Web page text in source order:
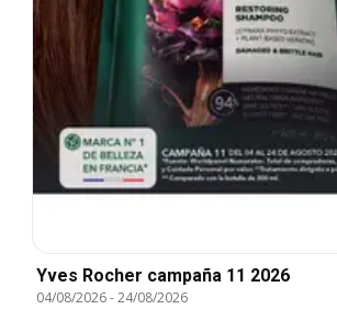
Yves Rocher campaña 11 2026
04/08/2026-24/08/2026